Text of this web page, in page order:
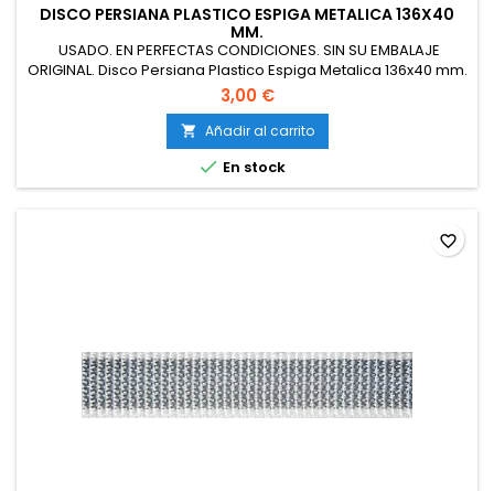
DISCO PERSIANA PLASTICO ESPIGA METALICA 136X40
MM.
USADO. EN PERFECTAS CONDICIONES. SIN SU EMBALAJE
ORIGINAL. Disco Persiana Plastico Espiga Metalica 136x40 mm.
Cinta 14 mm.
3,00 €
 Añadir al carrito
 En stock
favorite_border